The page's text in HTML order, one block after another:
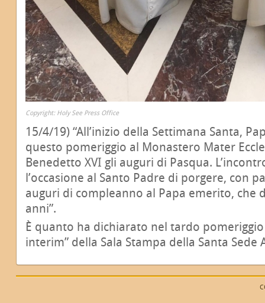
Copyright: Holy See Press Office
15/4/19) “All’inizio della Settimana Santa,
questo pomeriggio al Monastero Mater
Benedetto XVI gli auguri di Pasqua.
l’occasione al Santo Padre di porgere, con
auguri di compleanno al Papa emerito, che
anni”.
È quanto ha dichiarato nel tardo
interim” della Sala Stampa della Santa Sede